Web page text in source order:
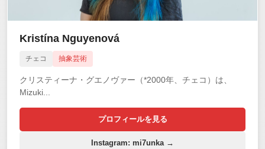
Kristína Nguyenová
チェコ 抽象芸術
クリスティーナ・グエノヴァー（*2000年、チェコ）は、
Mizuki...
プロフィールを見る
Instagram: mi7unka →